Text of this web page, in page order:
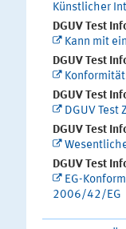
Künstlicher
DGUV Test
Kann mit
DGUV Test
DGUV Test
DGUV
DGUV Test
DGUV Test
EG-
2006/42/EG